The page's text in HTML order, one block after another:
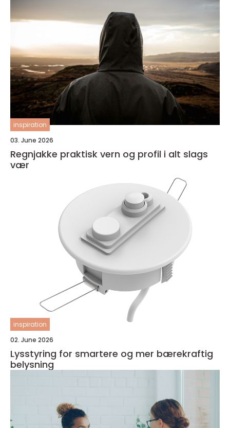
inspiration
03. June 2026
Regnjakke praktisk vern og profil i alt slags
vær
inspiration
02. June 2026
Lysstyring for smartere og mer bærekraftig
belysning